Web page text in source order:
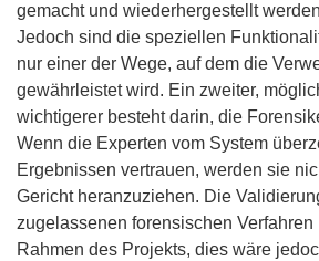
gemacht und wiederhergestellt
Jedoch sind die speziellen
nur einer der Wege, auf dem die
gewährleistet wird. Ein zweiter,
wichtigerer besteht darin, die
Wenn die Experten vom System
Ergebnissen vertrauen, werden sie
Gericht heranzuziehen. Die
zugelassenen forensischen Verfahren
Rahmen des Projekts, dies wäre